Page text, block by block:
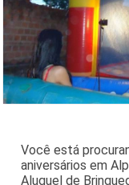
Você está
aniversários em
Aluguel de